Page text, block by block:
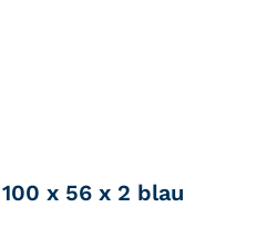
x 56 x 2 blau